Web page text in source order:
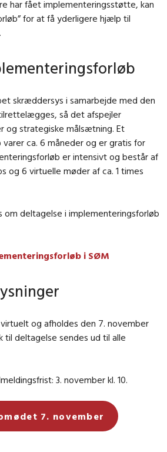
har fået implementeringsstøtte, kan
for at få yderligere hjælp til
skræddersys i samarbejde med den
så det afspejler
og strategiske målsætning. Et
ca. 6 måneder og er gratis for
er intensivt og består af
og 6 virtuelle møder af ca. 1 times
om deltagelse i implementeringsforløb
i SØM
og afholdes den 7. november
til deltagelse sendes ud til alle
3. november kl. 10.
7. november